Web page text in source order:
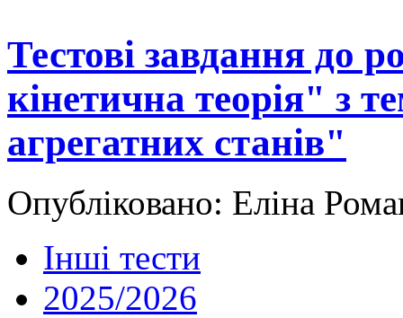
Тестові завдання до
кінетична теорія" з
агрегатних станів"
Опубліковано: Еліна
Інші тести
2025/2026